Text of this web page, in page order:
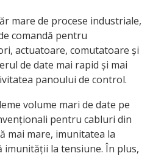
mare de procese industriale,
comandă pentru
actuatoare, comutatoare și
de date mai rapid și mai
panoului de control.
volume mari de date pe
pentru cabluri din
mai mare, imunitatea la
la tensiune. În plus,